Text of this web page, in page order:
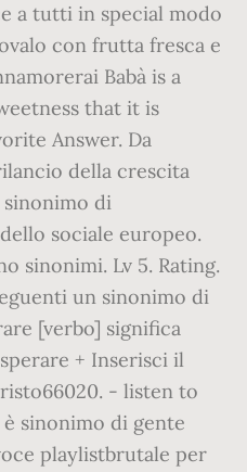
a tutti in special modo
con frutta fresca e
Babà is a
that it is
Answer. Da
della crescita
di
sociale europeo.
sinonimi. Lv 5. Rating.
un sinonimo di
[verbo] significa
+ Inserisci il
- listen to
sinonimo di gente
playlistbrutale per